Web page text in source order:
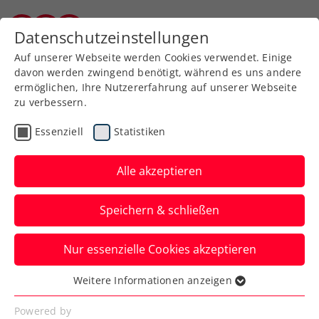
Zurück zur Newsübersicht
ATP
Australian Open:
Neumayer erkämpft sich
Premierensieg
Das ÖTV-Ass sorgt für einen gelungenen
rot-weiß-roten Auftakt beim Grand-Slam-
Turnier in Melbourne.
Verfasst von: Manuel Wachta, 06.01.2025
Datenschutzeinstellungen
Auf unserer Webseite werden Cookies verwendet. Einige
davon werden zwingend benötigt, während es uns andere
ermöglichen, Ihre Nutzererfahrung auf unserer Webseite
zu verbessern.
Essenziell Statistiken
Alle akzeptieren
Speichern & schließen
Nur essenzielle Cookies akzeptieren
Essenziell
Essenzielle Cookies werden für grundlegende
Weitere Informationen anzeigen
Powered by